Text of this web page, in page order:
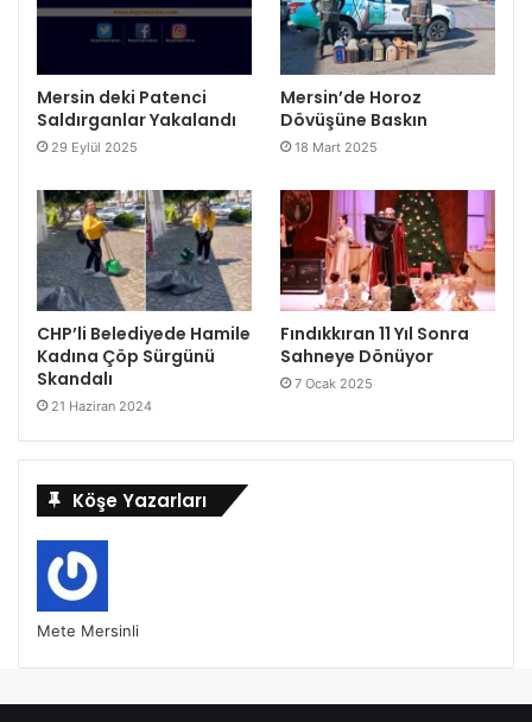
Mersin deki Patenci
Saldırganlar Yakalandı
29 Eylül 2025
Mersin’de Horoz
Dövüşüne Baskın
18 Mart 2025
CHP’li Belediyede Hamile
Kadına Çöp Sürgünü
Skandalı
21 Haziran 2024
Fındıkkıran 11 Yıl Sonra
Sahneye Dönüyor
7 Ocak 2025
Köşe Yazarları
Mete Mersinli